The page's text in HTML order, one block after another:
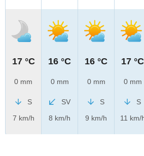
17 °C
0 mm
S
7 km/h
16 °C
0 mm
SV
8 km/h
16 °C
0 mm
S
9 km/h
17 °C
0 mm
S
11 km/